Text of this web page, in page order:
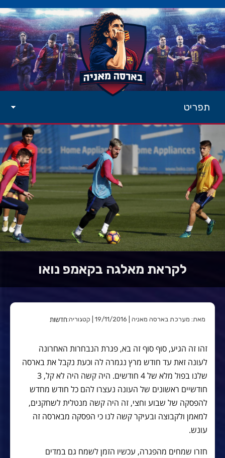
תפריט
לקראת מאלגה בקאמפ נואו
מאת: מערכת בארסה מאניה | 19/11/2016 | קטגוריה: חדשות
זהו זה הגיע, סוף סוף זה בא, פגרת הנבחרות האחרונה
לעונה זאת עד חודש מרץ נגמרה לה וכעת נקבל את בארסה
שלנו בפול מלא של 4 חודשים. היה קשה היה לא קל, 3
חודשיים ראשונים של העונה נעצרו להם כל חודש מחדש
להפסקה של שבוע וחצי, זה היה קשה מנטלית לשחקנים,
למאמן ולקבוצה ובעיקר קשה לנו כי הפסקה מבארסה זה
עונש.
חזרו שמחים מהפגרה, עכשיו הזמן לשמח גם במדים